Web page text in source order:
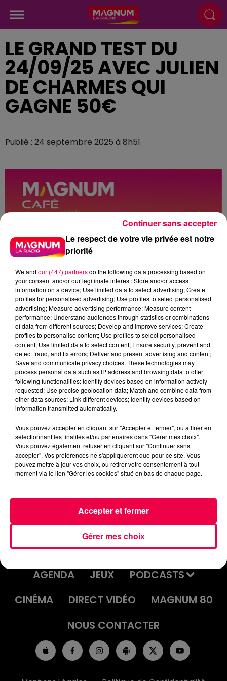
LE GRAND TEST DU
24/09/25 AVEC JULIEN
DE CHARMES QUI
GAGNE 50€
Publié : 24 septembre 2025 à 8h51
podcasts/2025/09/LGT240925.mp3
LE GRAND TEST DU 24/09/25 AVEC
JULIEN DE CHARMES
ACCUEIL INFOS
EMISSIONS
AGENDA
JEUX
PODCASTS
CINÉMA
DIRECT VIDÉO
MAGNUM 80
NOUS CONTACTER
Le respect de votre vie privée est notre
priorité
We and our (447) partnersdo the following data processing based on
your consent and/or our legitimate interest: Store and/or access
information on a device; Use limited data to select advertising; Create
profiles for personalised advertising; Use profiles to select personalised
advertising; Measure advertising performance; Measure content
performance; Understand audiences through statistics or combinations
of data from different sources; Develop and improve services; Create
profiles to personalise content; Use profiles to select personalised
content; Use limited data to select content; Ensure security, prevent and
detect fraud, and fix errors; Deliver and present advertising and content;
Save and communicate privacy choices. These technologies may
process personal data such as IP address and browsing data to offer
following functionalities: Identify devices based on information actively
requested; Use precise geolocation data; Match and combine data from
other data sources; Link different devices; Identify devices based on
information transmitted automatically.
Vous pouvez accepter en cliquant sur "Accepter et fermer", ou affiner en
sélectionnant les finalités et/ou partenaires dans "Gérer mes choix".
Vous pouvez également refuser en cliquant sur "Continuer sans
accepter". Vos préférences ne s'appliqueront que pour ce site. Vous
pouvez mettre à jour vos choix, ou retirer votre consentement à tout
moment via le lien "Gérer les cookies" situé en bas de chaque page.
Gérer mes choix
Accepter et fermer
Continuer sans accepter